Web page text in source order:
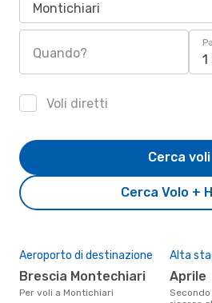
Montichiari
Quando?
Voli diretti
Cerca Volo +
Cerca voli
Aeroporto di destinazione
Brescia Montechiari
Per voli a Montichiari
Alta
aprile
Secondo i dati della nostra